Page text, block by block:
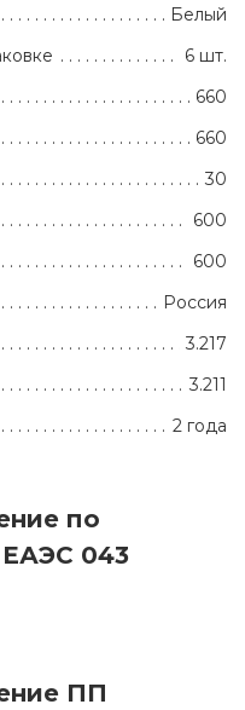
Белый
6 шт.
660
660
30
600
600
Россия
3.217
3.211
2 года
по
043
ПП